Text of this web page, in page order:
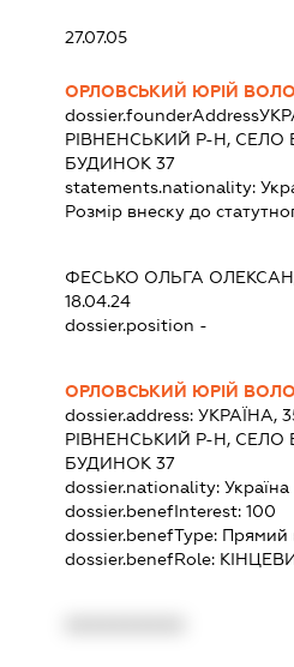
27.07.05
ОРЛОВСЬКИЙ ЮРІЙ
dossier.founderAddress
РІВНЕНСЬКИЙ Р-Н, СЕЛО
БУДИНОК 37
statements.nationality:
Розмір внеску до
ФЕСЬКО ОЛЬГА
18.04.24
dossier.position -
ОРЛОВСЬКИЙ ЮРІЙ
dossier.address: УКРАЇНА,
РІВНЕНСЬКИЙ Р-Н, СЕЛО
БУДИНОК 37
dossier.nationality: Україна
dossier.benefInterest: 100
dossier.benefType: Прямий
dossier.benefRole: